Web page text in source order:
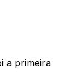
a primeira